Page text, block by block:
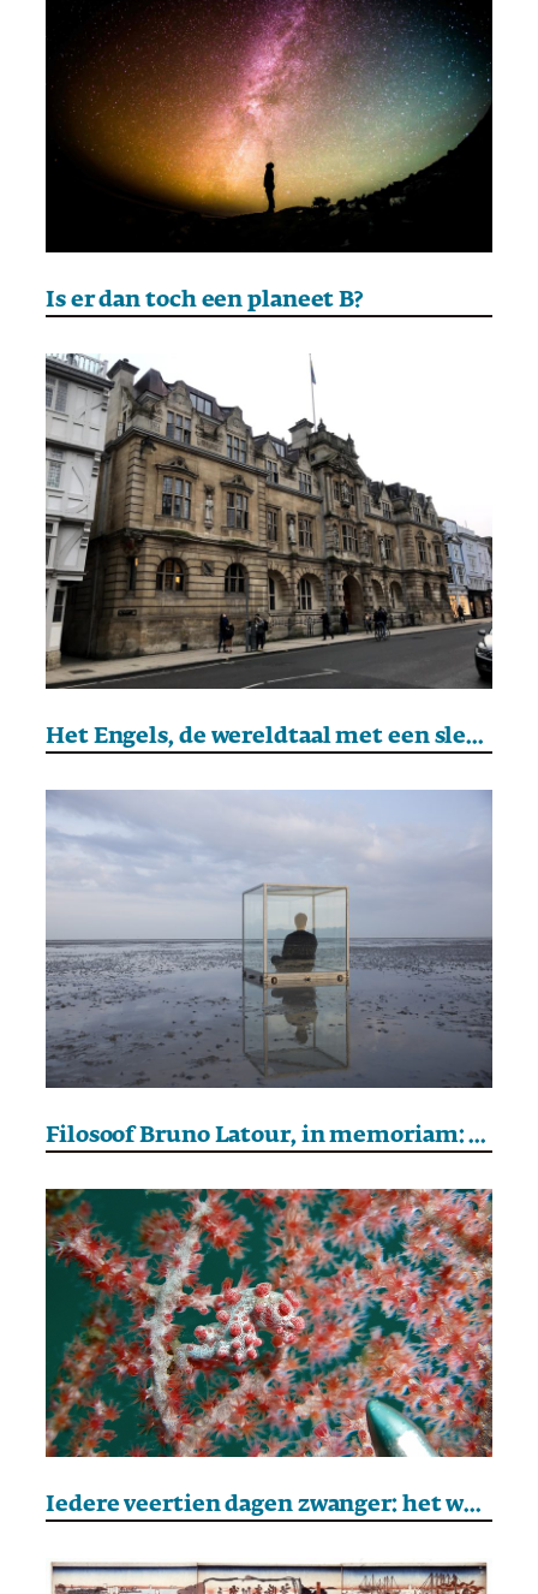
Is er dan toch een planeet B?
Het Engels, de wereldtaal met een slecht geweten
Filosoof Bruno Latour, in memoriam: hoe alles en iedereen een rol heeft in de wereld
Iedere veertien dagen zwanger: het wondere seksleven van dwergzeepaardjes